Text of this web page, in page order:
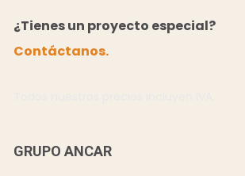
¿Tienes un proyecto especial?
Contáctanos.
GRUPO ANCAR